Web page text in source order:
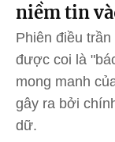
niềm tin
Phiên điều
được coi là
mong manh
gây ra bởi
dữ.